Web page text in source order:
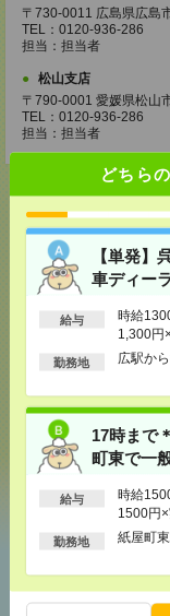
どちら
【単発】
車ディー
給与
時給
1,300円
勤務地 広駅か
17時まで
町東で一
給与
時給
1500円
を保証
勤務地 紙屋町
〒730-0011 広島県広島
TEL：0120-936-286
担当：担当者
松山支店
〒790-0001 愛媛県松山
TEL：0120-936-286
担当：担当者
気にな
メールで送
シェア